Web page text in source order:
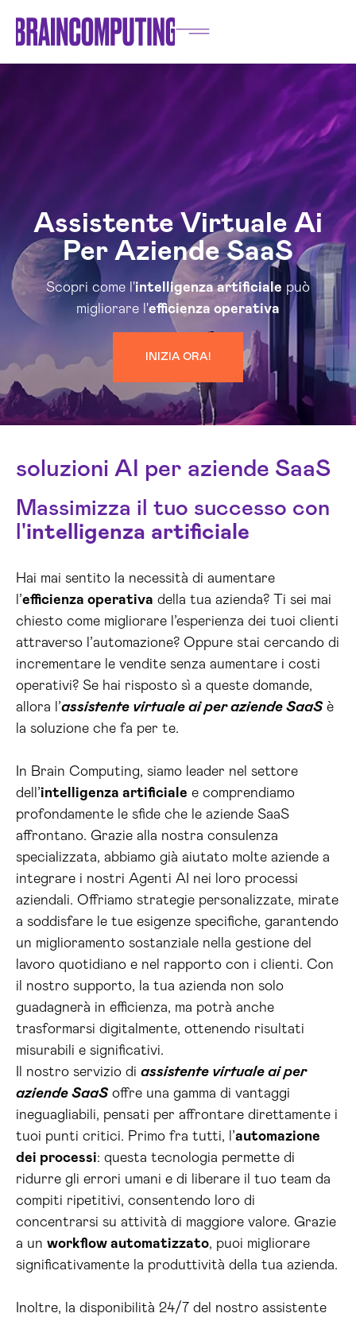
Assistente Virtuale Ai
Per Aziende SaaS
Scopri come l'intelligenza artificiale può
migliorare l'efficienza operativa
INIZIA ORA!
soluzioni AI per aziende SaaS
Massimizza il tuo successo con
l'intelligenza artificiale
Hai mai sentito la necessità di aumentare
l’efficienza operativa della tua azienda? Ti sei mai
chiesto come migliorare l’esperienza dei tuoi clienti
attraverso l’automazione? Oppure stai cercando di
incrementare le vendite senza aumentare i costi
operativi? Se hai risposto sì a queste domande,
allora l’assistente virtuale ai per aziende SaaSè
la soluzione che fa per te.
In Brain Computing, siamo leader nel settore
dell’intelligenza artificiale e comprendiamo
profondamente le sfide che le aziende SaaS
affrontano. Grazie alla nostra consulenza
specializzata, abbiamo già aiutato molte aziende a
integrare i nostri Agenti AI nei loro processi
aziendali. Offriamo strategie personalizzate, mirate
a soddisfare le tue esigenze specifiche, garantendo
un miglioramento sostanziale nella gestione del
lavoro quotidiano e nel rapporto con i clienti. Con
il nostro supporto, la tua azienda non solo
guadagnerà in efficienza, ma potrà anche
trasformarsi digitalmente, ottenendo risultati
misurabili e significativi.
Il nostro servizio di assistente virtuale ai per
aziende SaaSoffre una gamma di vantaggi
ineguagliabili, pensati per affrontare direttamente i
tuoi punti critici. Primo fra tutti, l’automazione
dei processi: questa tecnologia permette di
ridurre gli errori umani e di liberare il tuo team da
compiti ripetitivi, consentendo loro di
concentrarsi su attività di maggiore valore. Grazie
a un workflow automatizzato, puoi migliorare
significativamente la produttività della tua azienda.
Inoltre, la disponibilità 24/7 del nostro assistente